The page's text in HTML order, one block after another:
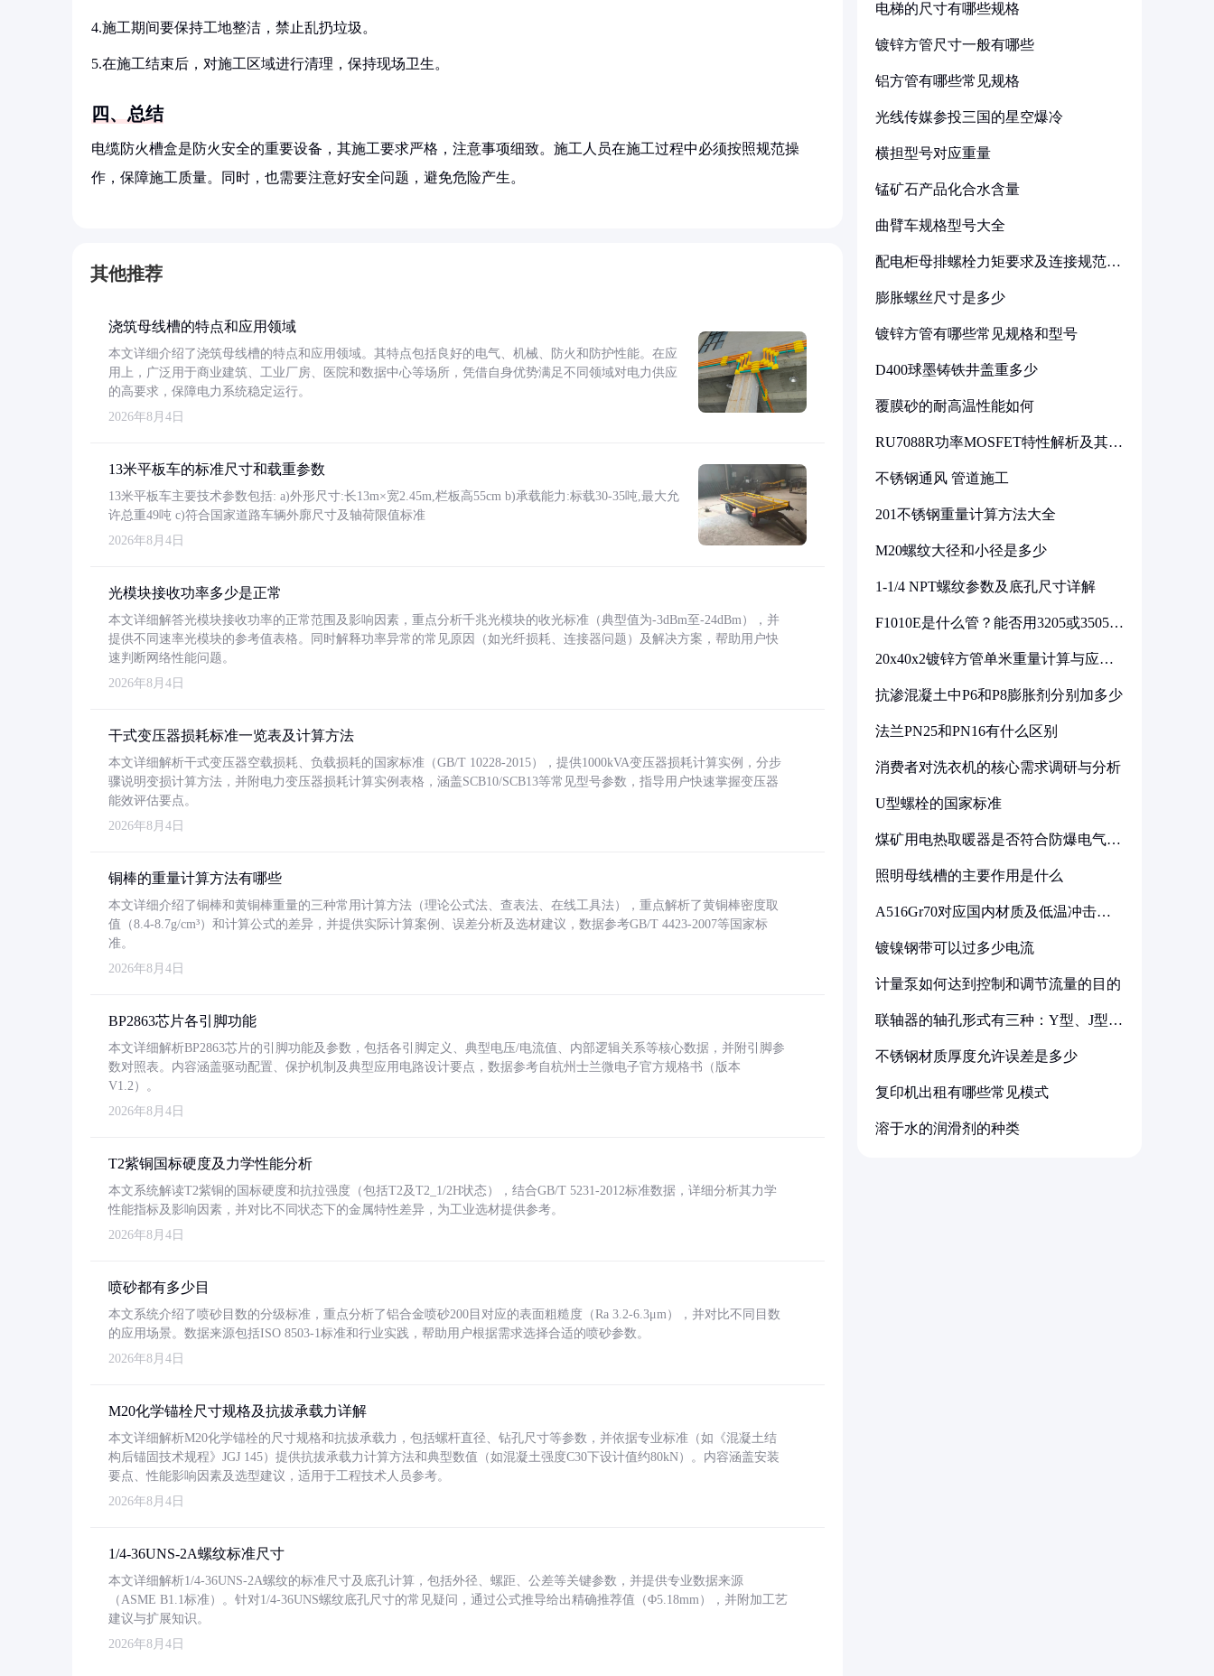
4.施工期间要保持工地整洁，禁止乱扔垃圾。
5.在施工结束后，对施工区域进行清理，保持现场卫生。
四、总结
电缆防火槽盒是防火安全的重要设备，其施工要求严格，注意事项细致。施工人员在施工过程中必须按照规范操
作，保障施工质量。同时，也需要注意好安全问题，避免危险产生。
其他推荐
浇筑母线槽的特点和应用领域
本文详细介绍了浇筑母线槽的特点和应用领域。其特点包括良好的电气、机械、防火和防护性能。在应
用上，广泛用于商业建筑、工业厂房、医院和数据中心等场所，凭借自身优势满足不同领域对电力供应
的高要求，保障电力系统稳定运行。
2026年8月4日
13米平板车的标准尺寸和载重参数
13米平板车主要技术参数包括: a)外形尺寸:长13m×宽2.45m,栏板高55cm b)承载能力:标载30-35吨,最大允
许总重49吨 c)符合国家道路车辆外廓尺寸及轴荷限值标准
2026年8月4日
光模块接收功率多少是正常
本文详细解答光模块接收功率的正常范围及影响因素，重点分析千兆光模块的收光标准（典型值为-3dBm至-24dBm），并
提供不同速率光模块的参考值表格。同时解释功率异常的常见原因（如光纤损耗、连接器问题）及解决方案，帮助用户快
速判断网络性能问题。
2026年8月4日
干式变压器损耗标准一览表及计算方法
本文详细解析干式变压器空载损耗、负载损耗的国家标准（GB/T 10228-2015），提供1000kVA变压器损耗计算实例，分步
骤说明变损计算方法，并附电力变压器损耗计算实例表格，涵盖SCB10/SCB13等常见型号参数，指导用户快速掌握变压器
能效评估要点。
2026年8月4日
铜棒的重量计算方法有哪些
本文详细介绍了铜棒和黄铜棒重量的三种常用计算方法（理论公式法、查表法、在线工具法），重点解析了黄铜棒密度取
值（8.4-8.7g/cm³）和计算公式的差异，并提供实际计算案例、误差分析及选材建议，数据参考GB/T 4423-2007等国家标
准。
2026年8月4日
BP2863芯片各引脚功能
本文详细解析BP2863芯片的引脚功能及参数，包括各引脚定义、典型电压/电流值、内部逻辑关系等核心数据，并附引脚参
数对照表。内容涵盖驱动配置、保护机制及典型应用电路设计要点，数据参考自杭州士兰微电子官方规格书（版本
V1.2）。
2026年8月4日
T2紫铜国标硬度及力学性能分析
本文系统解读T2紫铜的国标硬度和抗拉强度（包括T2及T2_1/2H状态），结合GB/T 5231-2012标准数据，详细分析其力学
性能指标及影响因素，并对比不同状态下的金属特性差异，为工业选材提供参考。
2026年8月4日
喷砂都有多少目
本文系统介绍了喷砂目数的分级标准，重点分析了铝合金喷砂200目对应的表面粗糙度（Ra 3.2-6.3μm），并对比不同目数
的应用场景。数据来源包括ISO 8503-1标准和行业实践，帮助用户根据需求选择合适的喷砂参数。
2026年8月4日
M20化学锚栓尺寸规格及抗拔承载力详解
本文详细解析M20化学锚栓的尺寸规格和抗拔承载力，包括螺杆直径、钻孔尺寸等参数，并依据专业标准（如《混凝土结
构后锚固技术规程》JGJ 145）提供抗拔承载力计算方法和典型数值（如混凝土强度C30下设计值约80kN）。内容涵盖安装
要点、性能影响因素及选型建议，适用于工程技术人员参考。
2026年8月4日
1/4-36UNS-2A螺纹标准尺寸
本文详细解析1/4-36UNS-2A螺纹的标准尺寸及底孔计算，包括外径、螺距、公差等关键参数，并提供专业数据来源
（ASME B1.1标准）。针对1/4-36UNS螺纹底孔尺寸的常见疑问，通过公式推导给出精确推荐值（Φ5.18mm），并附加工艺
建议与扩展知识。
2026年8月4日
电梯的尺寸有哪些规格
镀锌方管尺寸一般有哪些
铝方管有哪些常见规格
光线传媒参投三国的星空爆冷
横担型号对应重量
锰矿石产品化合水含量
曲臂车规格型号大全
配电柜母排螺栓力矩要求及连接规范详
膨胀螺丝尺寸是多少
镀锌方管有哪些常见规格和型号
D400球墨铸铁井盖重多少
覆膜砂的耐高温性能如何
RU7088R功率MOSFET特性解析及其在
不锈钢通风 管道施工
201不锈钢重量计算方法大全
M20螺纹大径和小径是多少
1-1/4 NPT螺纹参数及底孔尺寸详解
F1010E是什么管？能否用3205或3505代
20x40x2镀锌方管单米重量计算与应用
抗渗混凝土中P6和P8膨胀剂分别加多少
法兰PN25和PN16有什么区别
消费者对洗衣机的核心需求调研与分析
U型螺栓的国家标准
煤矿用电热取暖器是否符合防爆电气设
照明母线槽的主要作用是什么
A516Gr70对应国内材质及低温冲击要
镀镍钢带可以过多少电流
计量泵如何达到控制和调节流量的目的
联轴器的轴孔形式有三种：Y型、J型、
不锈钢材质厚度允许误差是多少
复印机出租有哪些常见模式
溶于水的润滑剂的种类